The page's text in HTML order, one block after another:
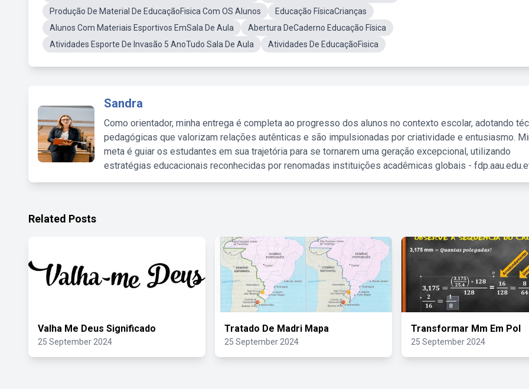
Produção De Material De EducaçãoFisica Com OS Alunos
Educação FísicaCrianças
Alunos Com Materiais Esportivos EmSala De Aula
Abertura DeCaderno Educação Física
Atividades Esporte De Invasão 5 AnoTudo Sala De Aula
Atividades De EducaçãoFisica
Sandra
Como orientador, minha entrega é completa ao progresso dos alunos no contexto escolar, adotando
pedagógicas que valorizam relações autênticas e são impulsionadas por criatividade e entusiasmo.
meta é guiar os estudantes em sua trajetória para se tornarem uma geração excepcional, utilizando
estratégias educacionais reconhecidas por renomadas instituições acadêmicas globais -
Related Posts
Valha Me Deus Significado
25 September 2024
Tratado De Madri Mapa
25 September 2024
Transformar Mm Em Pol
25 September 2024